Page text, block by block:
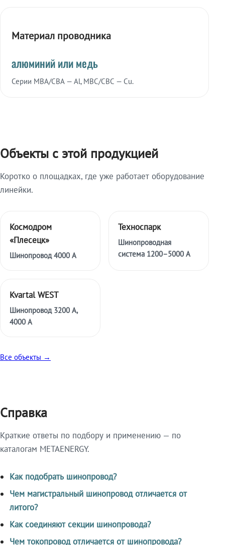
Материал проводника
алюминий или медь
Серии МВА/СВА — Al, МВС/СВС — Cu.
Объекты с этой продукцией
Коротко о площадках, где уже работает оборудование
линейки.
Космодром
«Плесецк»
Шинопровод 4000 А
Техноспарк
Шинопроводная
система 1200–5000 А
Kvartal WEST
Шинопровод 3200 А,
4000 А
Все объекты →
Справка
Краткие ответы по подбору и применению — по
каталогам METAENERGY.
Как подобрать шинопровод?
Чем магистральный шинопровод отличается от
литого?
Как соединяют секции шинопровода?
Чем токопровод отличается от шинопровода?